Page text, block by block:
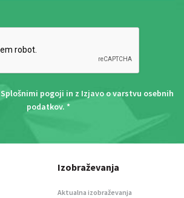
Splošnimi pogoji in z Izjavo o varstvu osebnih
podatkov. *
Izobraževanja
Aktualna izobraževanja